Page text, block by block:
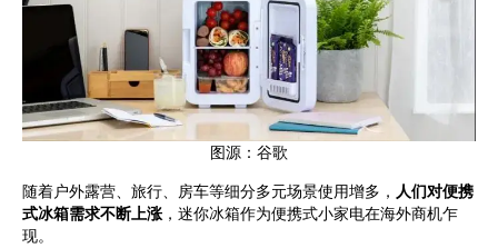
图源：谷歌
随着户外露营、旅行、房车等细分多元场景使用增多， 人们对便携
式冰箱需求不断上涨 ，迷你冰箱作为便携式小家电在海外商机乍
现。